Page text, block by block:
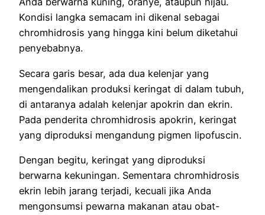
Kondisi langka semacam ini dikenal sebagai
chromhidrosis yang hingga kini belum diketahui
penyebabnya.
Secara garis besar, ada dua kelenjar yang
mengendalikan produksi keringat di dalam tubuh,
di antaranya adalah kelenjar apokrin dan ekrin.
Pada penderita chromhidrosis apokrin, keringat
yang diproduksi mengandung pigmen lipofuscin.
Dengan begitu, keringat yang diproduksi
berwarna kekuningan. Sementara chromhidrosis
ekrin lebih jarang terjadi, kecuali jika Anda
mengonsumsi pewarna makanan atau obat-